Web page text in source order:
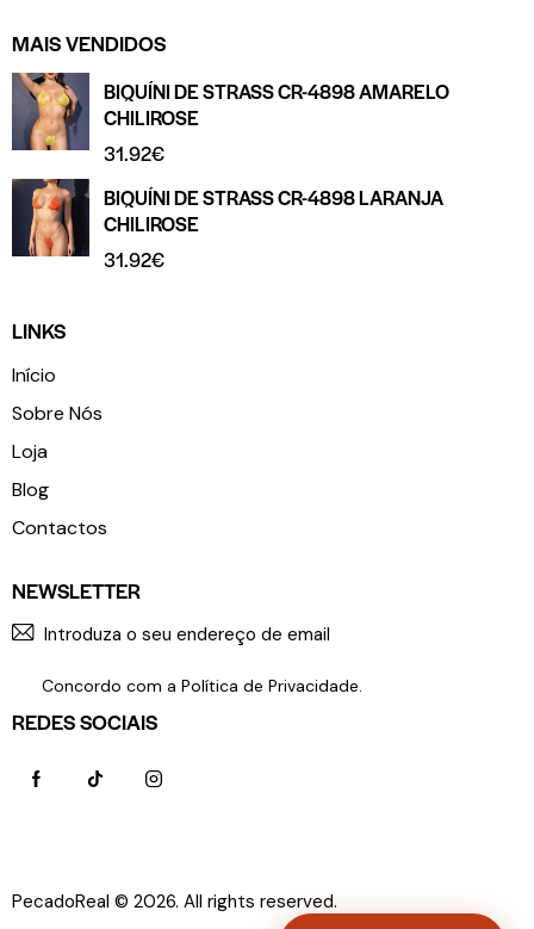
MAIS VENDIDOS
BIQUÍNI DE STRASS CR-4898 AMARELO
CHILIROSE
31.92€
BIQUÍNI DE STRASS CR-4898 LARANJA
CHILIROSE
31.92€
LINKS
Início
Sobre Nós
Loja
Blog
Contactos
NEWSLETTER
Concordo com a Política de Privacidade.
REDES SOCIAIS
PecadoReal © 2026. All rights reserved.